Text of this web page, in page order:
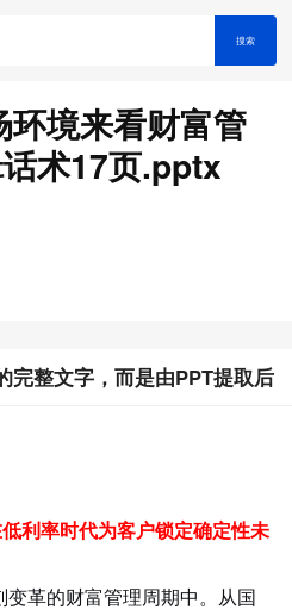
搜索
境来看财富管
术17页.pptx
完整文字，而是由PPT提取后
利率时代为客户锁定确定性未
革的财富管理周期中。从国